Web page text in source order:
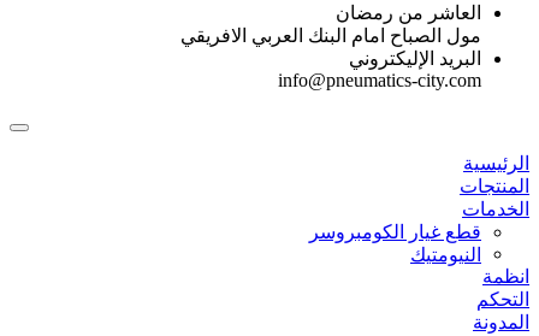
العاشر من رمضان
مول الصباح امام البنك العربي الافريقي
البريد الإليكتروني
info@pneumatics-city.com
الرئيسية
المنتجات
الخدمات
قطع غيار الكومبروسر
النيومتيك
انظمة
التحكم
المدونة